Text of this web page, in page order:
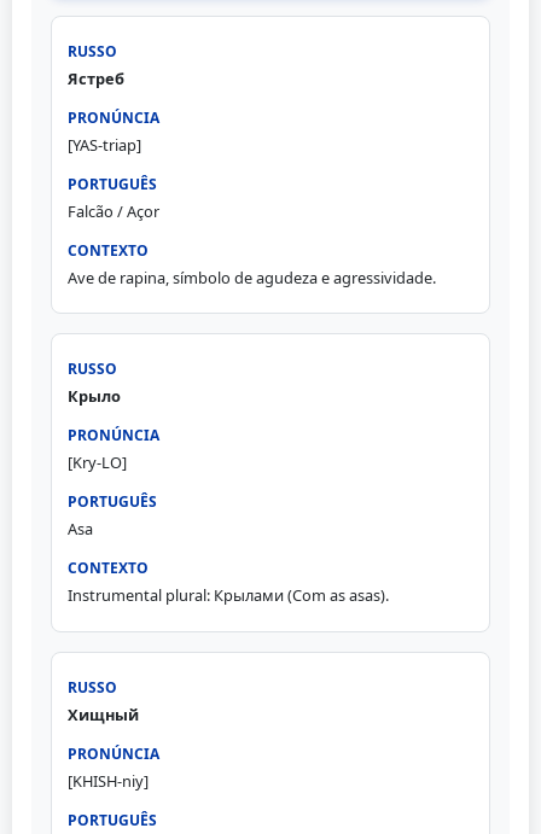
Ястреб
[YAS-triap]
Falcão / Açor
Ave de rapina, símbolo de agudeza e agressividade.
Крыло
[Kry-LO]
Asa
Instrumental plural: Крылами (Com as asas).
Хищный
[KHISH-niy]